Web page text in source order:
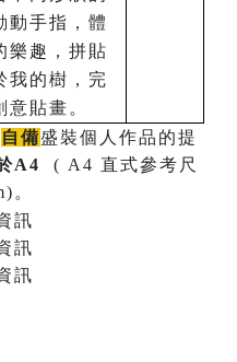
動手指，體
樂趣，拼貼
我的樹，完
意貼畫。
自備盛裝個人作品的提
A4
( A4 直式參考尺
。